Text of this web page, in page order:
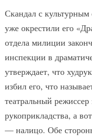
Скандал с
уже окрестили его
отдела милиции
инспекции в
утверждает, что
избил его, что
театральный
рукоприкладства, а
— налицо. Обе